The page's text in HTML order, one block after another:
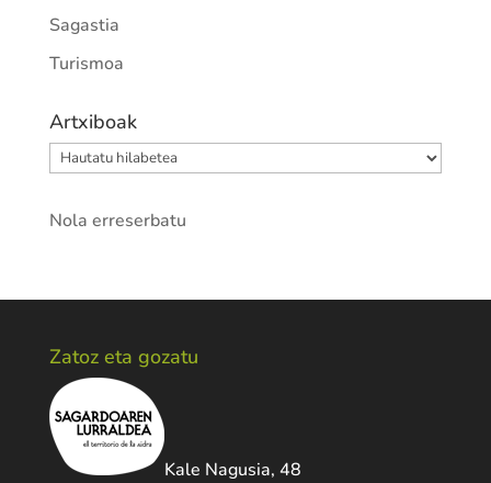
Sagastia
Turismoa
Artxiboak
Artxiboak
Nola erreserbatu
Zatoz eta gozatu
Kale Nagusia, 48